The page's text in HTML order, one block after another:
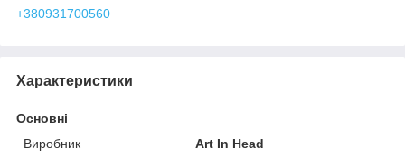
+380931700560
Характеристики
Основні
Виробник
Art In Head